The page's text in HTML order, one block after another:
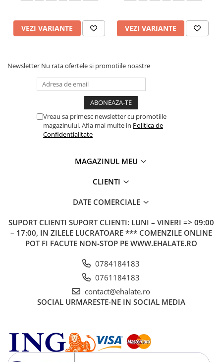
VEZI VARIANTE VEZI VARIANTE
Newsletter Nu rata ofertele si promotiile noastre
Vreau sa primesc newsletter cu promotiile
magazinului. Afla mai multe in Politica de
Confidentialitate
MAGAZINUL MEU
CLIENTI
DATE COMERCIALE
SUPORT CLIENTI SUPORT CLIENTI: LUNI – VINERI => 09:00
– 17:00, IN ZILELE LUCRATOARE *** COMENZILE ONLINE
POT FI FACUTE NON-STOP PE WWW.EHALATE.RO
0784184183
0761184183
contact@ehalate.ro
SOCIAL URMARESTE-NE IN SOCIAL MEDIA